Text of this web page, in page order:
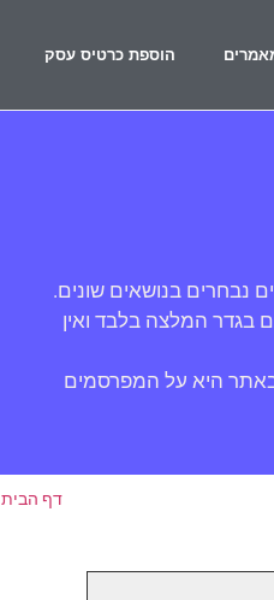
הוספת כרטיס עסק
נבחרים בנושאים שונים.
בגדר המלצה בלבד ואין
באתר היא על המפרסמים
דף הבית